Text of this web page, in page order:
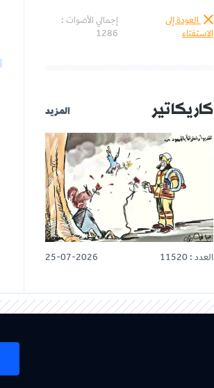
العودة إلى
الاستفتاء
إجمالي الأصوات :
1286
كاريكاتير المزيد
العدد : 11520 25-07-2026